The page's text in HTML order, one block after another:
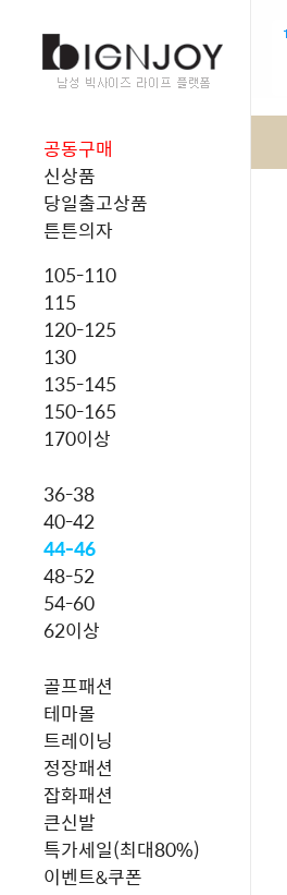
공동구매
신상품
당일출고상품
튼튼의자
105-110
115
120-125
130
135-145
150-165
170이상
36-38
40-42
44-46
48-52
54-60
62이상
골프패션
테마몰
트레이닝
정장패션
잡화패션
큰신발
특가세일(최대80%)
이벤트&쿠폰